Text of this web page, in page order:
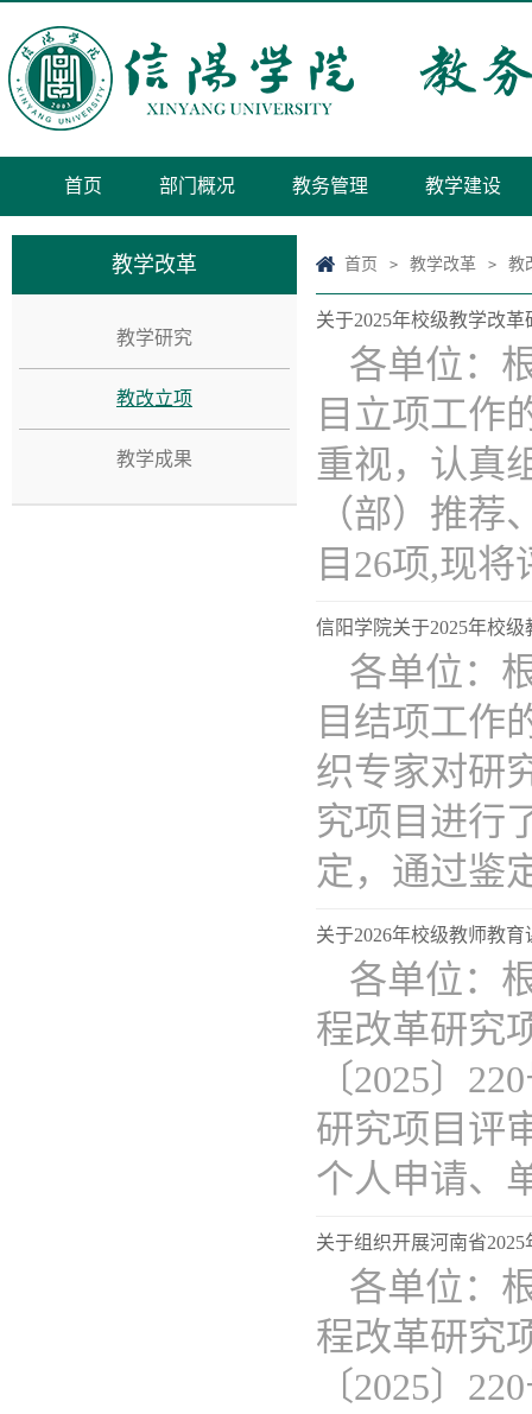
首页 部门概况 教务管理 教学建设
教学改革
教学研究
教改立项
教学成果
首页 > 教学改革 > 教
关于2025年校级教学改
各单位：
目立项工作
重视，认真
（部）推
目26项,现将
信阳学院关于2025年校
各单位：
目结项工作
织专家对研
究项目进行
定，通过鉴
关于2026年校级教师教
各单位：
程改革研究
〔2025〕
研究项目评
个人申请、
关于组织开展河南省
各单位：
程改革研究
〔2025〕